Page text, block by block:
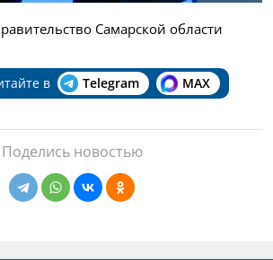
Самарской области
в Telegram MAX
Поделись новостью